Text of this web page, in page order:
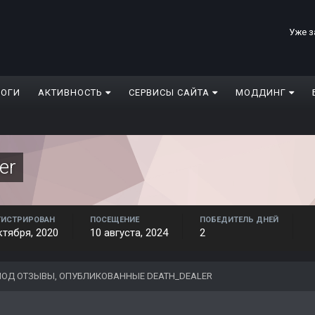
Уже
АКТИВНОСТЬ СЕРВИСЫ САЙТА МОДДИНГ
2020
ПОСЕЩЕНИЕ
10 августа, 2024
ПОБЕДИТЕЛЬ ДНЕЙ
2
ОТЗЫВЫ, ОПУБЛИКОВАННЫЕ DEATH_DEALER